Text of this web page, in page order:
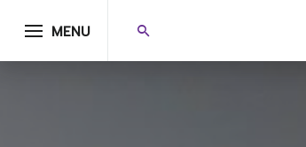
MENU